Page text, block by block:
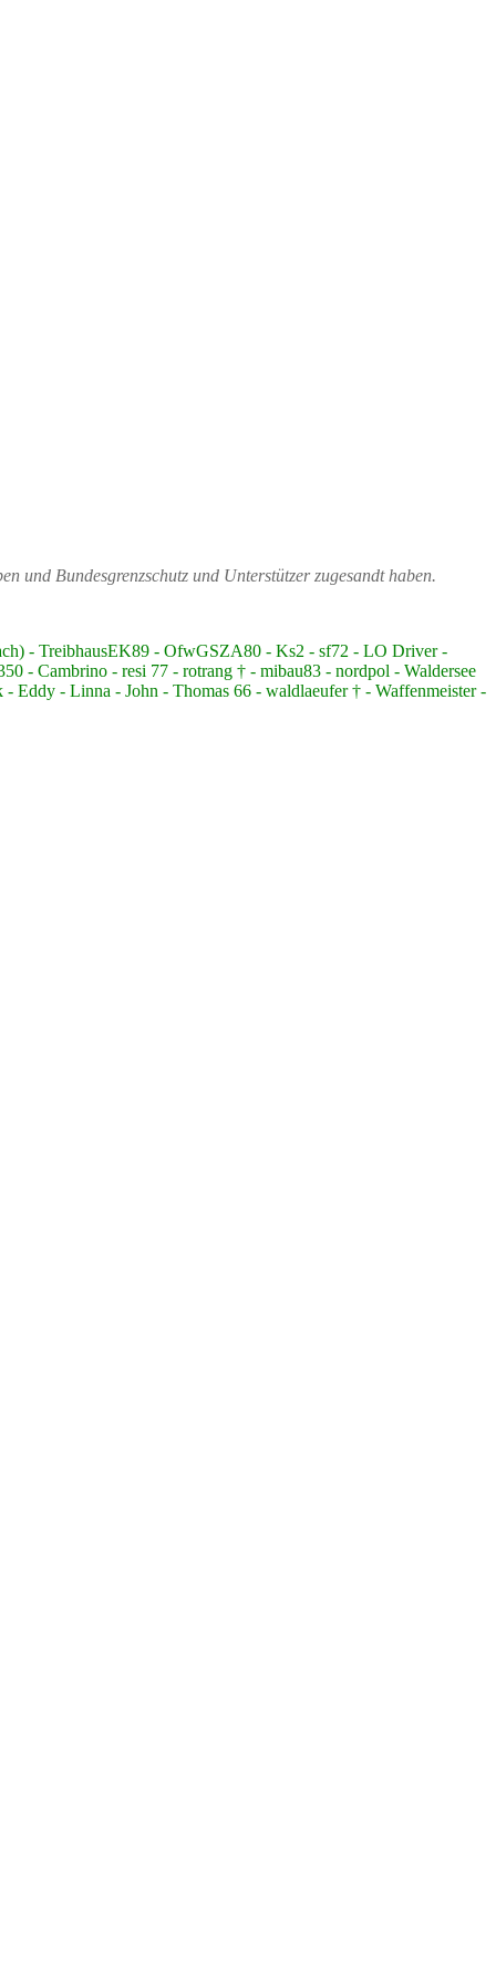
und Bundesgrenzschutz und Unterstützer zugesandt haben.
- TreibhausEK89 - OfwGSZA80 - Ks2 - sf72 - LO Driver -
- Cambrino - resi 77 - rotrang † - mibau83 - nordpol - Waldersee
Eddy - Linna - John - Thomas 66 - waldlaeufer † - Waffenmeister -